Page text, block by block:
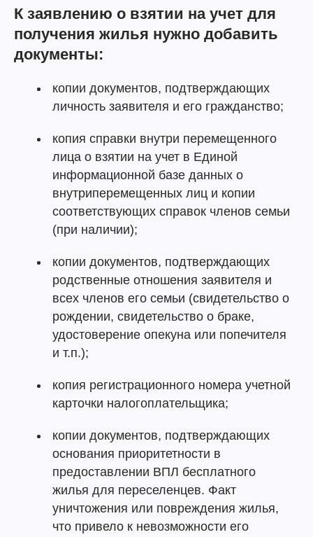
К заявлению о взятии на учет для
получения жилья нужно добавить
документы:
копии документов, подтверждающих
личность заявителя и его гражданство;
копия справки внутри перемещенного
лица о взятии на учет в Единой
информационной базе данных о
внутриперемещенных лиц и копии
соответствующих справок членов семьи
(при наличии);
копии документов, подтверждающих
родственные отношения заявителя и
всех членов его семьи (свидетельство о
рождении, свидетельство о браке,
удостоверение опекуна или попечителя
и т.п.);
копия регистрационного номера учетной
карточки налогоплательщика;
копии документов, подтверждающих
основания приоритетности в
предоставлении ВПЛ бесплатного
жилья для переселенцев. Факт
уничтожения или повреждения жилья,
что привело к невозможности его